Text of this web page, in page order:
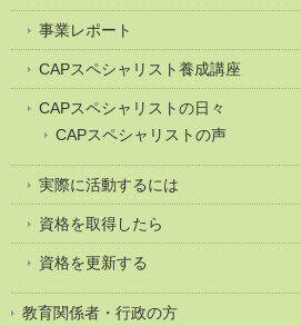
事業レポート
CAPスペシャリスト養成講座
CAPスペシャリストの日々
CAPスペシャリストの声
実際に活動するには
資格を取得したら
資格を更新する
教育関係者・行政の方